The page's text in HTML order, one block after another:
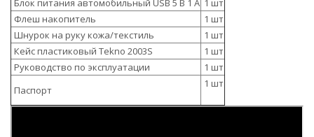
Блок питания автомобильный USB 5 В 1 А 1 шт
Флеш накопитель
1 шт
Шнурок на руку кожа/текстиль
1 шт
Кейс пластиковый Tekno 2003S
1 шт
Руководство по эксплуатации
1 шт
Паспорт
1 шт